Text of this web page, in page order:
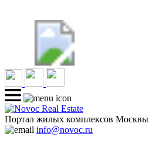
Портал жилых комплексов Москвы
info@novoc.ru